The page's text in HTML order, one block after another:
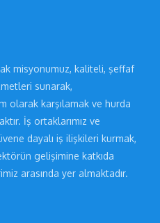
misyonumuz, kaliteli, şeffaf
sunarak,
olarak karşılamak ve hurda
İş ortaklarımız ve
dayalı iş ilişkileri kurmak,
gelişimine katkıda
arasında yer almaktadır.